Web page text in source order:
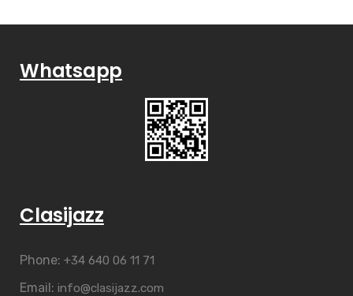
Whatsapp
Clasijazz
Phone: +34 640 06 11 71
Email: info@clasijazz.com